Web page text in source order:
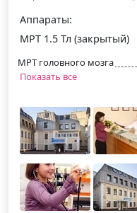
Аппараты:
МРТ 1.5 Тл (закрытый)
МРТ головного мозга
Показать все